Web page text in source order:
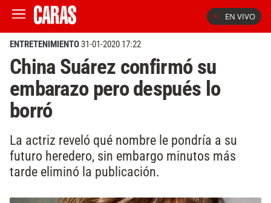
EN VIVO
ENTRETENIMIENTO31-01-2020 17:22
China Suárez confirmó su
embarazo pero después lo
borró
La actriz reveló qué nombre le pondría a su
futuro heredero, sin embargo minutos más
tarde eliminó la publicación.